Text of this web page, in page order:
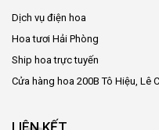
Dịch vụ điện hoa
Hoa tươi Hải Phòng
Ship hoa trực tuyến
Cửa hàng hoa 200B Tô Hiệu, Lê
LIÊN KẾT